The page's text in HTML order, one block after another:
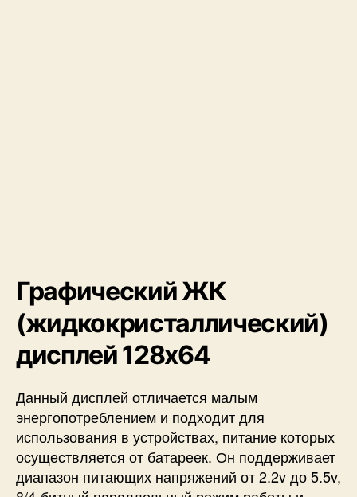
Графический ЖК
(жидкокристаллический)
дисплей 128х64
Данный дисплей отличается малым
энергопотреблением и подходит для
использования в устройствах, питание которых
осуществляется от батареек. Он поддерживает
диапазон питающих напряжений от 2.2v до 5.5v,